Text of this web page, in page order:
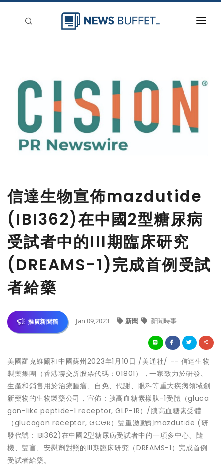
登入
信達生物宣佈mazdutide
(IBI362)在中國2型糖尿病
受試者中的III期臨床研究
(DREAMS-1)完成首例受試
者給藥
推廣新聞稿 Jan 09,2023 新聞 新聞時事
美國羅克維爾和中國蘇州2023年1月10日 /美通社/ -- 信達生物
製藥集團（香港聯交所股票代碼：01801），一家致力於研發、
生產和銷售用於治療腫瘤、自免、代謝、眼科等重大疾病領域創
新藥物的生物製藥公司，宣佈：胰高血糖素樣肽-1受體（gluca
gon-like peptide-1 receptor, GLP-1R）/胰高血糖素受體
（glucagon receptor, GCGR）雙重激動劑mazdutide (研
發代號：IBI362)在中國2型糖尿病受試者中的一項多中心、隨
機、雙盲、安慰劑對照的III期臨床研究（DREAMS-1）完成首例
受試者給藥。